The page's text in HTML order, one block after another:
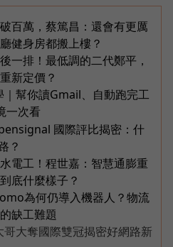
百萬，蔡篤昌：還會有更厲
健身房都搬上樓？
一排！最低調的二代鄭平，
新定價？
幫你讀Gmail、自動跑完工
一次看
國際評比揭密：什
？
電工！程世嘉：智慧通膨重
底什麼樣子？
為何仍導入機器人？物流
缺工難題
大奪國際雙冠揭密好網路新